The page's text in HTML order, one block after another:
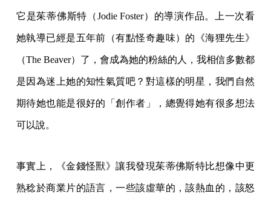
它是茱蒂佛斯特（Jodie Foster）的導演作品。上一次看
她執導已經是五年前（有點怪奇趣味）的《海狸先生》
（The Beaver）了，會成為她的粉絲的人，我相信多數都
是因為迷上她的知性氣質吧？對這樣的明星，我們自然
期待她也能是很好的「創作者」，總覺得她有很多想法
可以說。
事實上，《金錢怪獸》讓我發現茱蒂佛斯特比想像中更
熟稔於商業片的語言，一些該虛華的，該熱血的，該怒